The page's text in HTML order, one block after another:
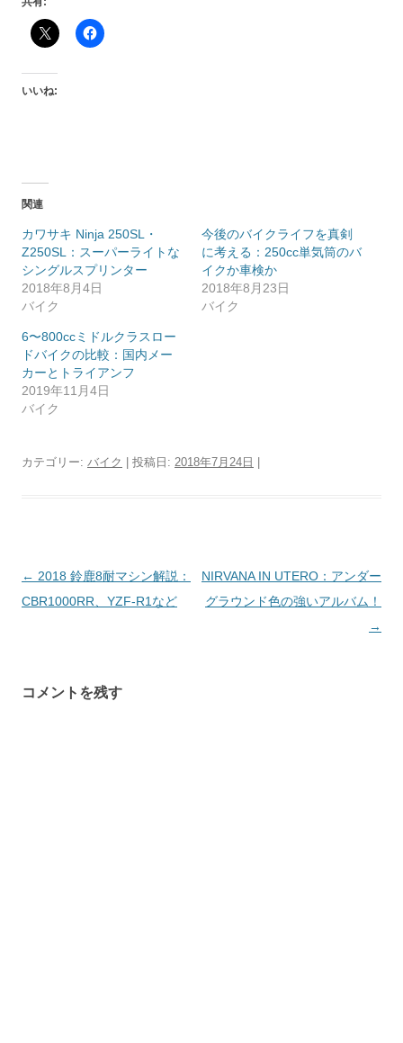
いいね:
関連
カワサキ Ninja 250SL・
Z250SL：スーパーライトな
シングルスプリンター
2018年8月4日
バイク
今後のバイクライフを真剣
に考える：250cc単気筒のバ
イクか車検か
2018年8月23日
バイク
6〜800ccミドルクラスロー
ドバイクの比較：国内メー
カーとトライアンフ
2019年11月4日
バイク
カテゴリー: バイク | 投稿日: 2018年7月24日
投
稿
ー
← 2018 鈴鹿8耐マシン解説：
CBR1000RR、YZF-R1など
NIRVANA IN UTERO：アンダー
グラウンド色の強いアルバム！
→
コメントを残す